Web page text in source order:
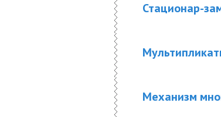
Стационар-
Механизм